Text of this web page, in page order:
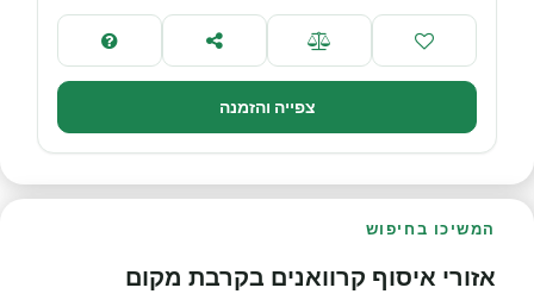
צפייה והזמנה
המשיכו בחיפוש
אזורי איסוף קרוואנים בקרבת מקום